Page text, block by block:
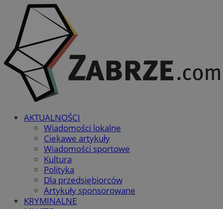
AKTUALNOŚCI
Wiadomości lokalne
Ciekawe artykuły
Wiadomości sportowe
Kultura
Polityka
Dla przedsiębiorców
Artykuły sponsorowane
KRYMINALNE